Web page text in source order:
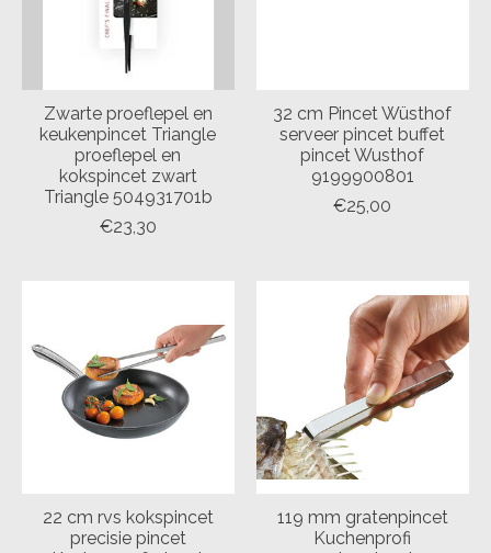
Zwarte proeflepel en
keukenpincet Triangle
proeflepel en
kokspincet zwart
Triangle 504931701b
€23,30
32 cm Pincet Wüsthof
serveer pincet buffet
pincet Wusthof
9199900801
€25,00
22 cm rvs kokspincet
precisie pincet
119 mm gratenpincet
Kuchenprofi